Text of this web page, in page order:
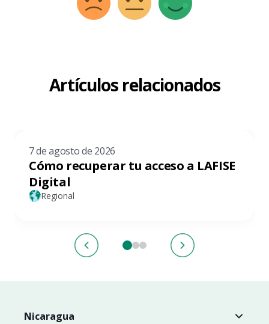
Artículos relacionados
7 de agosto de 2026
Cómo recuperar tu acceso a LAFISE
Digital
Regional
Nicaragua